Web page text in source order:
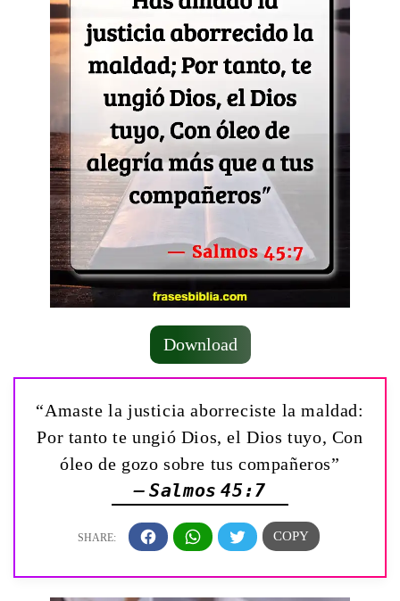
Download
“Amaste la justicia aborreciste la maldad:
Por tanto te ungió Dios, el Dios tuyo, Con
óleo de gozo sobre tus compañeros”
— Salmos 45:7